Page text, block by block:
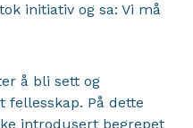
initiativ og sa: Vi må
å bli sett og
fellesskap. På dette
introdusert begrepet